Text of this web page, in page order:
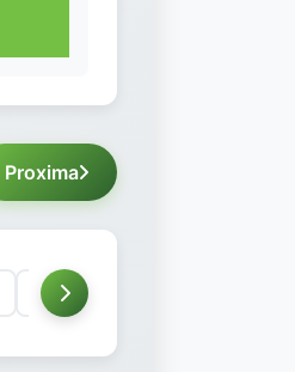
Proxima
21 22